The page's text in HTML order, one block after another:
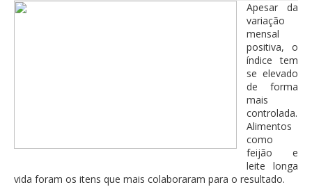
Apesar da
variação
mensal
positiva, o
índice tem
se elevado
de forma
mais
controlada.
Alimentos
como
feijão e
leite longa
vida foram os itens que mais colaboraram para o resultado.